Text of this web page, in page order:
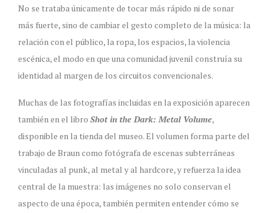
No se trataba únicamente de tocar más rápido ni de sonar
más fuerte, sino de cambiar el gesto completo de la música: la
relación con el público, la ropa, los espacios, la violencia
escénica, el modo en que una comunidad juvenil construía su
identidad al margen de los circuitos convencionales.
Muchas de las fotografías incluidas en la exposición aparecen
también en el libro Shot in the Dark: Metal Volume,
disponible en la tienda del museo. El volumen forma parte del
trabajo de Braun como fotógrafa de escenas subterráneas
vinculadas al punk, al metal y al hardcore, y refuerza la idea
central de la muestra: las imágenes no solo conservan el
aspecto de una época, también permiten entender cómo se